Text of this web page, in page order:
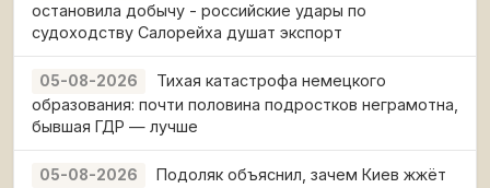
остановила добычу - российские удары по
судоходству Салорейха душат экспорт
05-08-2026
Тихая катастрофа немецкого
образования: почти половина подростков неграмотна,
бывшая ГДР — лучше
05-08-2026
Подоляк объяснил, зачем Киев жжёт